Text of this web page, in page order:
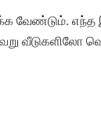
வேண்டும்.
வீடுகளிலோ